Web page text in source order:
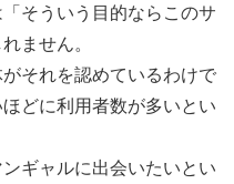
そういう目的ならこのサ
ません。
それを認めているわけで
どに利用者数が多いとい
ギャルに出会いたいとい